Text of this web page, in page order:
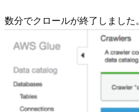
数分でクロールが終了しました。